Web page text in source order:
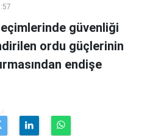
güvenliği
ordu güçlerinin
endişe